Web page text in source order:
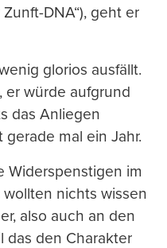
DNA“), geht er
glorios ausfällt.
er würde aufgrund
das Anliegen
gerade mal ein Jahr.
Widerspenstigen im
nichts wissen
also auch an den
das den Charakter